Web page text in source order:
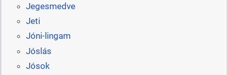
Jegesmedve
Jeti
Jóni-lingam
Jóslás
Jósok